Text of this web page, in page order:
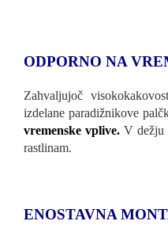
ODPORNO NA
Zahvaljujoč
izdelane paradižnikove
vremenske vplive.V dežju
rastlinam.
ENOSTAVNA